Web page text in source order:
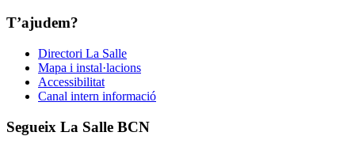
T’ajudem?
Directori La Salle
Mapa i instal·lacions
Accessibilitat
Canal intern informació
Segueix La Salle BCN